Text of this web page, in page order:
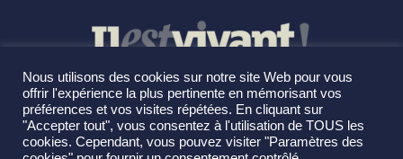
Nous utilisons des cookies sur notre site Web pour vous
offrir l'expérience la plus pertinente en mémorisant vos
préférences et vos visites répétées. En cliquant sur
"Accepter tout", vous consentez à l'utilisation de TOUS les
cookies. Cependant, vous pouvez visiter "Paramètres des